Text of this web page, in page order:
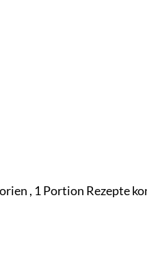
, 1 Portion Rezepte